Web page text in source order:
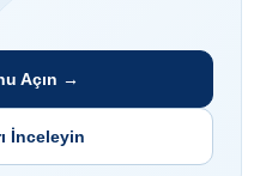
Açın →
İnceleyin